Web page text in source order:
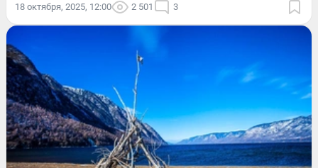
18 октября, 2025, 12:00 2 501 3